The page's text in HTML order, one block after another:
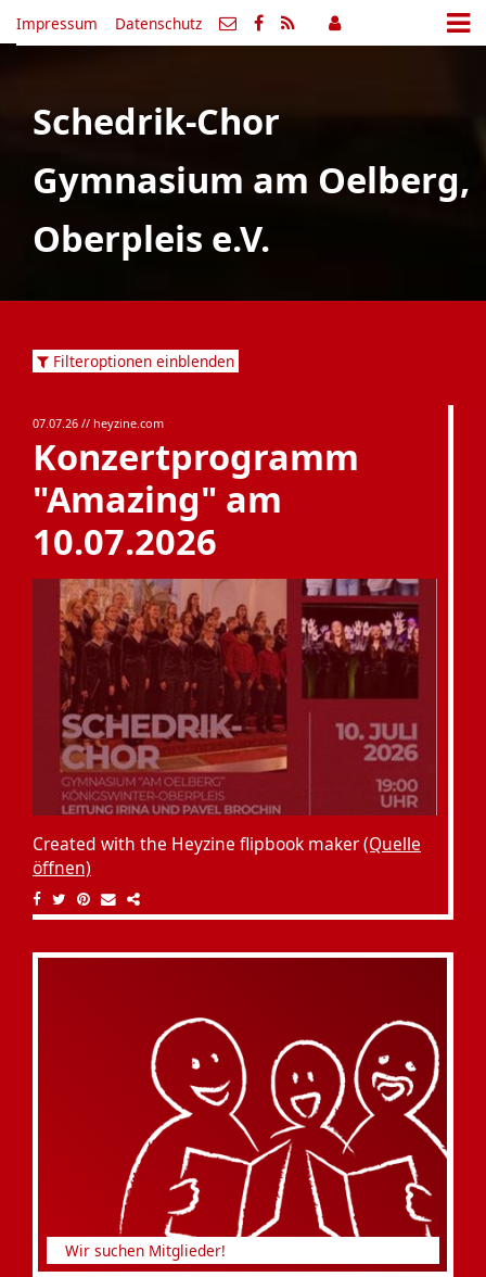
Impressum Datenschutz
Schedrik-Chor
Gymnasium am Oelberg,
Oberpleis e.V.
Filteroptionen einblenden
07.07.26 // heyzine.com
Konzertprogramm
"Amazing" am
10.07.2026
Created with the Heyzine flipbook maker(Quelle
öffnen)
Wir suchen Mitglieder!